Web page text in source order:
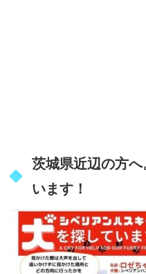
茨城県近辺の方
います！